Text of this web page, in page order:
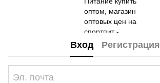
Вход Регистрация